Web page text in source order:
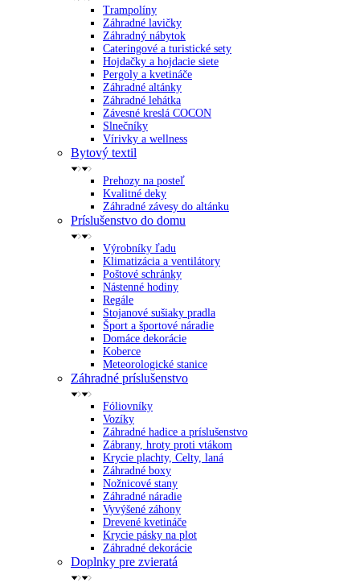
Trampolíny
Záhradné lavičky
Záhradný nábytok
Cateringové a turistické sety
Hojdačky a hojdacie siete
Pergoly a kvetináče
Záhradné altánky
Záhradné lehátka
Závesné kreslá COCON
Slnečníky
Vírivky a wellness
Bytový textil
Prehozy na posteľ
Kvalitné deky
Záhradné závesy do altánku
Príslušenstvo do domu
Výrobníky ľadu
Klimatizácia a ventilátory
Poštové schránky
Nástenné hodiny
Regále
Stojanové sušiaky pradla
Šport a športové náradie
Domáce dekorácie
Koberce
Meteorologické stanice
Záhradné príslušenstvo
Fóliovníky
Vozíky
Záhradné hadice a príslušenstvo
Zábrany, hroty proti vtákom
Krycie plachty, Celty, laná
Záhradné boxy
Nožnicové stany
Záhradné náradie
Vyvýšené záhony
Drevené kvetináče
Krycie pásky na plot
Záhradné dekorácie
Doplnky pre zvieratá